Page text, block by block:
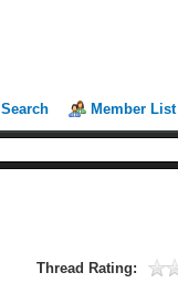
Search Member List
Thread Rating: